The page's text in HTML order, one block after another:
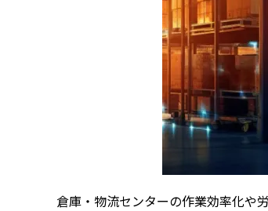
倉庫・物流センターの作業効率化や